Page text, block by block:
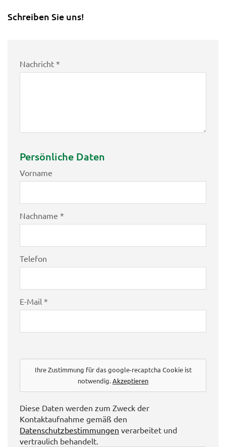
Schreiben Sie uns!
Nachricht *
Persönliche Daten
Vorname
Nachname *
Telefon
E-Mail *
Ihre Zustimmung für das google-recaptcha Cookie ist
notwendig.Akzeptieren
Diese Daten werden zum Zweck der
Kontaktaufnahme gemäß den
Datenschutzbestimmungen verarbeitet und
vertraulich behandelt.